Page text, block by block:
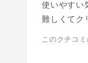
使いやすい
難しくてク
このクチコ